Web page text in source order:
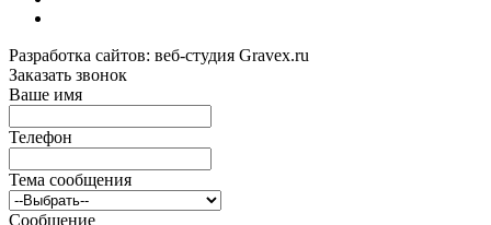
Разработка сайтов: веб-студия Gravex.ru
Заказать звонок
Ваше имя
Телефон
Тема сообщения
Сообщение